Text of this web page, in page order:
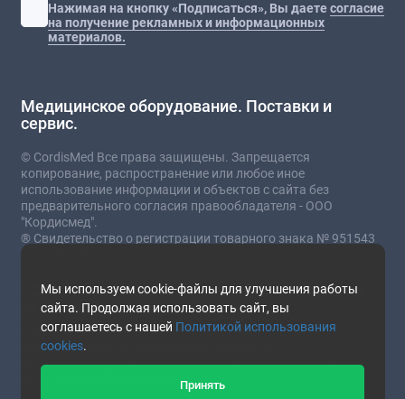
Мы используем cookie-файлы для улучшения работы
сайта. Продолжая использовать сайт, вы
соглашаетесь с нашей Политикой использования
cookies.
Принять
Нажимая на кнопку «Подписаться», Вы даетесогласие
на получение рекламных и информационных
материалов.
Медицинское оборудование. Поставки и
сервис.
© CordisMed Все права защищены. Запрещается
копирование, распространение или любое иное
использование информации и объектов с сайта без
предварительного согласия правообладателя - ООО
"Кордисмед".
® Свидетельство о регистрации товарного знака № 951543
от 03.07.2023
* Сайт носит информационный характер и не
является публичной офертой.
Стоимость товаров и услуг зависит от комплектации,
текущего курса валют и прочих факторов.
Наличие и подробные характеристики товара уточняйте у
представителей компании.